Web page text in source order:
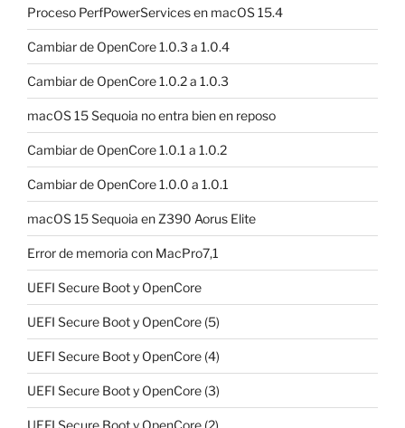
Proceso PerfPowerServices en macOS 15.4
Cambiar de OpenCore 1.0.3 a 1.0.4
Cambiar de OpenCore 1.0.2 a 1.0.3
macOS 15 Sequoia no entra bien en reposo
Cambiar de OpenCore 1.0.1 a 1.0.2
Cambiar de OpenCore 1.0.0 a 1.0.1
macOS 15 Sequoia en Z390 Aorus Elite
Error de memoria con MacPro7,1
UEFI Secure Boot y OpenCore
UEFI Secure Boot y OpenCore (5)
UEFI Secure Boot y OpenCore (4)
UEFI Secure Boot y OpenCore (3)